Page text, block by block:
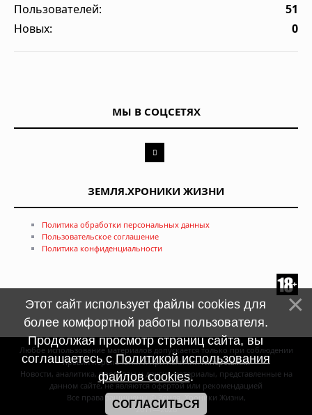
Пользователей:
51
Новых:
0
МЫ В СОЦСЕТЯХ
ЗЕМЛЯ.ХРОНИКИ ЖИЗНИ
Политика обработки персональных данных
Пользовательское соглашение
Политика конфиденциальности
Любое использование материалов допускается только при соблюдении
правил перепечатки и при наличиигиперссылки
Новости, аналитика, прогнозы и другие материалы, представленные на
данном сайте, не являются офертой или рекомендацией
Все права защищены © Земля. Хроники Жизни,
2011—2026
Этот сайт использует файлы cookies для
более комфортной работы пользователя.
Продолжая просмотр страниц сайта, вы
соглашаетесь сПолитикой использования
файлов cookies.
СОГЛАСИТЬСЯ